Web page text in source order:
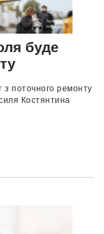
буде
з поточного ремонту
Костянтина